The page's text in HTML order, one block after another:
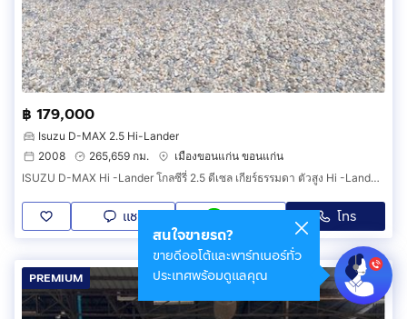
฿ 179,000
Isuzu D-MAX 2.5 Hi-Lander
2008
265,659 กม.
เมืองขอนแก่น ขอนแก่น
ISUZU D-MAX Hi -Lander โกลซีรี่ 2.5 ดีเซล เกียร์ธรรมดา ตัวสูง Hi -Lander ปี 2551
แชท โทร
PREMIUM
สนใจขายรถ?
ขายดีออโต้และพาร์ทเนอร์ทั่ว
ประเทศพร้อมดูแลคุณ